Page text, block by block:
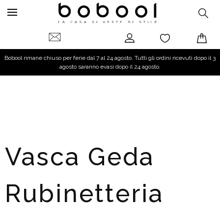
Bobool rimane chiuso per ferie dal 7 al 24 agosto. Tutti gli ordini ricevuti dopo il 3
agosto saranno evasi dopo il 24 agosto.
Vasca Geda
Rubinetteria